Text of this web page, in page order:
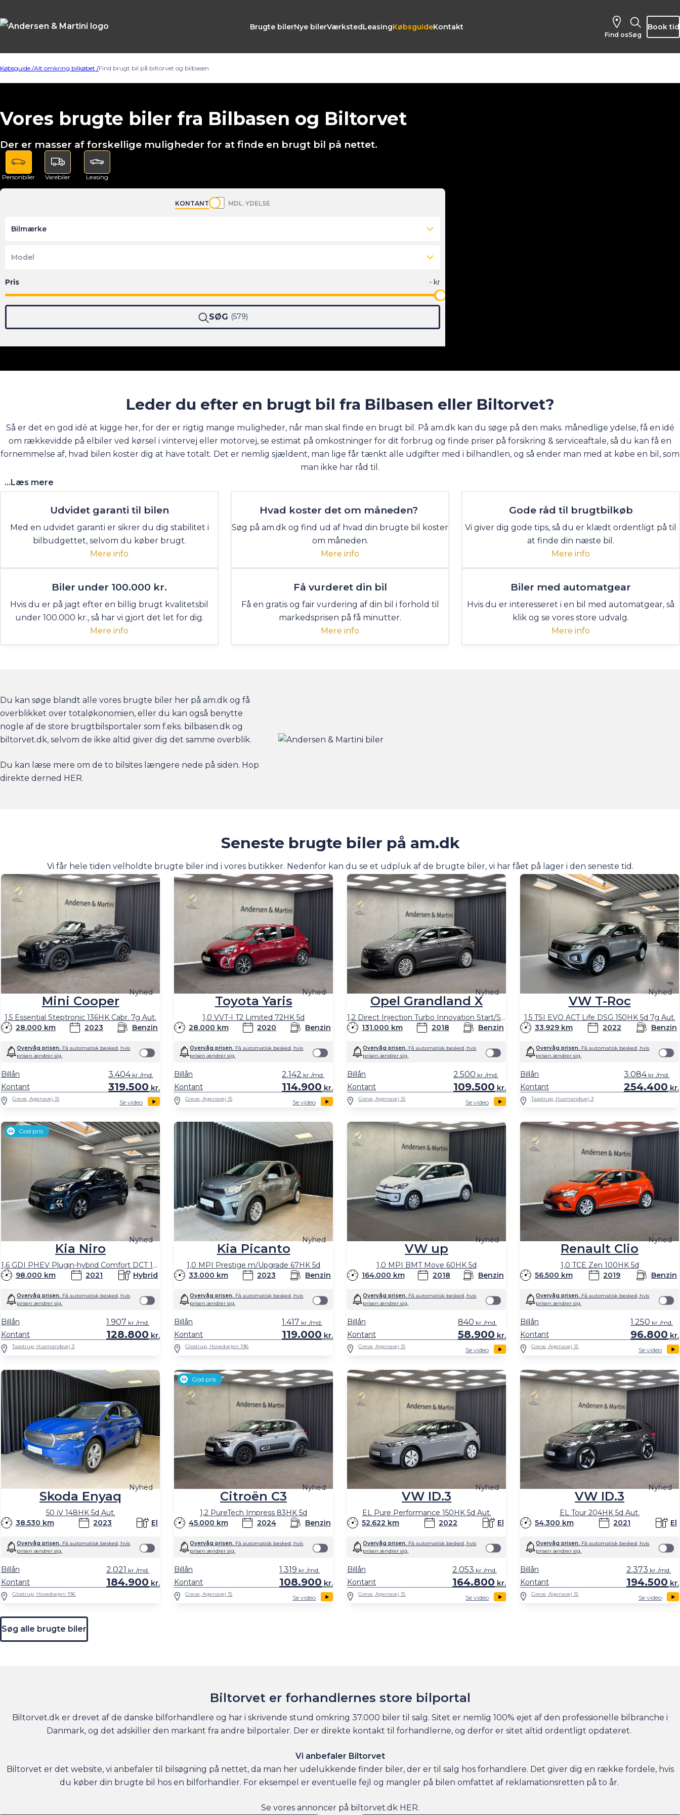
Brugte bilerNye bilerVærkstedLeasingKøbsguideKontakt
Find os Søg
Book tid
Købsguide /Alt omkring bilkøbet /Find brugt bil på biltorvet og bilbasen
Vores brugte biler fra Bilbasen og Biltorvet
Der er masser af forskellige muligheder for at finde en brugt bil på nettet.
Personbiler Varebiler Leasing
KONTANT MDL. YDELSE
Bilmærke
Model
SØG 579
Leder du efter en brugt bil fra Bilbasen eller Biltorvet?
Så er det en god idé at kigge her, for der er rigtig mange muligheder, når man skal finde en brugt bil. På am.dk kan du søge på den maks. månedlige ydelse, få en idé
om rækkevidde på elbiler ved kørsel i vintervej eller motorvej, se estimat på omkostninger for dit forbrug og finde priser på forsikring & serviceaftale, så du kan få en
fornemmelse af, hvad bilen koster dig at have totalt. Det er nemlig sjældent, man lige får tænkt alle udgifter med i bilhandlen, og så ender man med at købe en bil, som
man ikke har råd til.
...Læs mere
Udvidet garanti til bilen
Med en udvidet garanti er sikrer du dig stabilitet i
bilbudgettet, selvom du køber brugt.
Mere info
Hvad koster det om måneden?
Søg på am.dk og find ud af hvad din brugte bil koster
om måneden.
Mere info
Gode råd til brugtbilkøb
Vi giver dig gode tips, så du er klædt ordentligt på til
at finde din næste bil.
Mere info
Biler under 100.000 kr.
Hvis du er på jagt efter en billig brugt kvalitetsbil
under 100.000 kr., så har vi gjort det let for dig.
Mere info
Få vurderet din bil
Få en gratis og fair vurdering af din bil i forhold til
markedsprisen på få minutter.
Mere info
Biler med automatgear
Hvis du er interesseret i en bil med automatgear, så
klik og se vores store udvalg.
Mere info
Du kan søge blandt alle vores brugte biler her på am.dk og få
overblikket over totaløkonomien, eller du kan også benytte
nogle af de store brugtbilsportaler som f.eks. bilbasen.dk og
biltorvet.dk, selvom de ikke altid giver dig det samme overblik.
Du kan læse mere om de to bilsites længere nede på siden. Hop
direkte derned HER.
Seneste brugte biler på am.dk
Vi får hele tiden velholdte brugte biler ind i vores butikker. Nedenfor kan du se et udpluk af de brugte biler, vi har fået på lager i den seneste tid.
Nyhed
Mini Cooper
1,5 Essential Steptronic 136HK Cabr. 7g Aut.
28.000 km
2023 Benzin
Overvåg prisen. Få automatisk besked, hvis
prisen ændrer sig.
Kontant 319.500 kr.
Billån 3.404kr./md.
Greve, Agenavej 15 Se video
Nyhed
Toyota Yaris
1,0 VVT-I T2 Limited 72HK 5d
28.000 km
2020 Benzin
Overvåg prisen. Få automatisk besked, hvis
prisen ændrer sig.
Kontant 114.900 kr.
Billån 2.142 kr./md.
Greve, Agenavej 15 Se video
Nyhed
Opel Grandland X
1,2 Direct Injection Turbo Innovation Start/Stop 130HK 5d 6g Aut.
131.000 km
2018 Benzin
Overvåg prisen. Få automatisk besked, hvis
prisen ændrer sig.
Kontant 109.500 kr.
Billån 2.500 kr./md.
Greve, Agenavej 15 Se video
Nyhed
VW T-Roc
1,5 TSI EVO ACT Life DSG 150HK 5d 7g Aut.
33.929 km
2022 Benzin
Overvåg prisen. Få automatisk besked, hvis
prisen ændrer sig.
Kontant 254.400 kr.
Billån 3.084kr./md.
Taastrup, Husmandsvej 3
God pris
Nyhed
Kia Niro
1,6 GDI PHEV Plugin-hybrid Comfort DCT 141HK 5d 6g Aut.
98.000 km
2021 Hybrid
Overvåg prisen. Få automatisk besked, hvis
prisen ændrer sig.
Kontant 128.800 kr.
Billån 1.907 kr./md.
Taastrup, Husmandsvej 3
Nyhed
Kia Picanto
1,0 MPI Prestige m/Upgrade 67HK 5d
33.000 km
2023 Benzin
Overvåg prisen. Få automatisk besked, hvis
prisen ændrer sig.
Kontant 119.000 kr.
Billån 1.417 kr./md.
Glostrup, Hovedvejen 196
Nyhed
VW up
1,0 MPI BMT Move 60HK 5d
164.000 km
2018 Benzin
Overvåg prisen. Få automatisk besked, hvis
prisen ændrer sig.
Kontant 58.900 kr.
Billån 840 kr./md.
Greve, Agenavej 15 Se video
Nyhed
Renault Clio
1,0 TCE Zen 100HK 5d
56.500 km
2019 Benzin
Overvåg prisen. Få automatisk besked, hvis
prisen ændrer sig.
Kontant 96.800 kr.
Billån 1.250 kr./md.
Greve, Agenavej 15 Se video
Nyhed
Skoda Enyaq
50 iV 148HK 5d Aut.
38.530 km
2023 El
Overvåg prisen. Få automatisk besked, hvis
prisen ændrer sig.
Kontant 184.900 kr.
Billån 2.021 kr./md.
Glostrup, Hovedvejen 196
God pris
Nyhed
Citroën C3
1,2 PureTech Impress 83HK 5d
45.000 km
2024 Benzin
Overvåg prisen. Få automatisk besked, hvis
prisen ændrer sig.
Kontant 108.900 kr.
Billån 1.319 kr./md.
Greve, Agenavej 15 Se video
Nyhed
VW ID.3
EL Pure Performance 150HK 5d Aut.
52.622 km
2022 El
Overvåg prisen. Få automatisk besked, hvis
prisen ændrer sig.
Kontant 164.800 kr.
Billån 2.053 kr./md.
Greve, Agenavej 15 Se video
Nyhed
VW ID.3
EL Tour 204HK 5d Aut.
54.300 km
2021 El
Overvåg prisen. Få automatisk besked, hvis
prisen ændrer sig.
Kontant 194.500 kr.
Billån 2.373 kr./md.
Greve, Agenavej 15 Se video
Søg alle brugte biler
Biltorvet er forhandlernes store bilportal
Biltorvet.dk er drevet af de danske bilforhandlere og har i skrivende stund omkring 37.000 biler til salg. Sitet er nemlig 100% ejet af den professionelle bilbranche i
Danmark, og det adskiller den markant fra andre bilportaler. Der er direkte kontakt til forhandlerne, og derfor er sitet altid ordentligt opdateret.
Vi anbefaler Biltorvet
Biltorvet er det website, vi anbefaler til bilsøgning på nettet, da man her udelukkende finder biler, der er til salg hos forhandlere. Det giver dig en række fordele, hvis
du køber din brugte bil hos en bilforhandler. For eksempel er eventuelle fejl og mangler på bilen omfattet af reklamationsretten på to år.
Se vores annoncer på biltorvet.dk HER.